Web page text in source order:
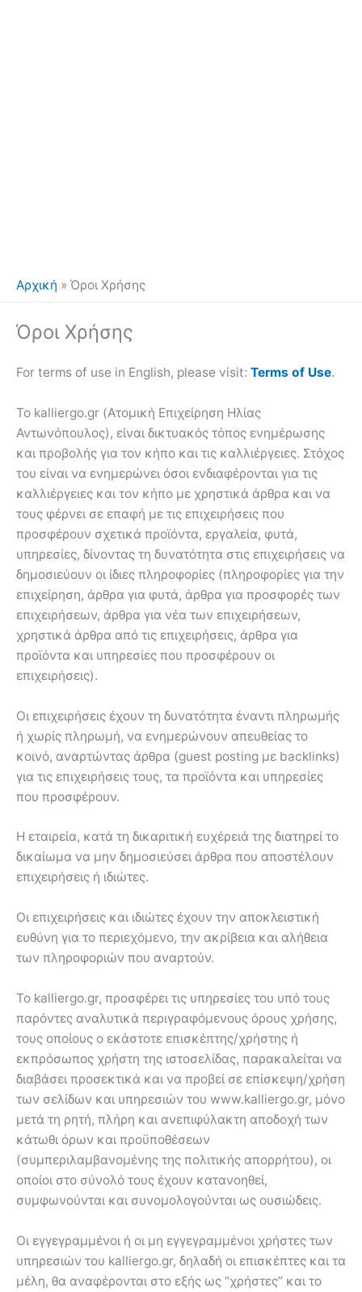
Αρχική » Όροι Χρήσης
Όροι Χρήσης
For terms of use in English, please visit: Terms of Use.
Το kalliergo.gr (Ατομική Επιχείρηση Ηλίας
Αντωνόπουλος), είναι δικτυακός τόπος ενημέρωσης
και προβολής για τον κήπο και τις καλλιέργειες. Στόχος
του είναι να ενημερώνει όσοι ενδιαφέρονται για τις
καλλιέργειες και τον κήπο με χρηστικά άρθρα και να
τους φέρνει σε επαφή με τις επιχειρήσεις που
προσφέρουν σχετικά προϊόντα, εργαλεία, φυτά,
υπηρεσίες, δίνοντας τη δυνατότητα στις επιχειρήσεις να
δημοσιεύουν οι ίδιες πληροφορίες (πληροφορίες για την
επιχείρηση, άρθρα για φυτά, άρθρα για προσφορές των
επιχειρήσεων, άρθρα για νέα των επιχειρήσεων,
χρηστικά άρθρα από τις επιχειρήσεις, άρθρα για
προϊόντα και υπηρεσίες που προσφέρουν οι
επιχειρήσεις).
Οι επιχειρήσεις έχουν τη δυνατότητα έναντι πληρωμής
ή χωρίς πληρωμή, να ενημερώνουν απευθείας το
κοινό, αναρτώντας άρθρα (guest posting με backlinks)
για τις επιχειρήσεις τους, τα προϊόντα και υπηρεσίες
που προσφέρουν.
Η εταιρεία, κατά τη δικαριτική ευχέρειά της διατηρεί το
δικαίωμα να μην δημοσιεύσει άρθρα που αποστέλουν
επιχειρήσεις ή ιδιώτες.
Οι επιχειρήσεις και ιδιώτες έχουν την αποκλειστική
ευθύνη για το περιεχόμενο, την ακρίβεια και αλήθεια
των πληροφοριών που αναρτούν.
Το kalliergo.gr, προσφέρει τις υπηρεσίες του υπό τους
παρόντες αναλυτικά περιγραφόμενους όρους χρήσης,
τους οποίους ο εκάστοτε επισκέπτης/χρήστης ή
εκπρόσωπος χρήστη της ιστοσελίδας, παρακαλείται να
διαβάσει προσεκτικά και να προβεί σε επίσκεψη/χρήση
των σελίδων και υπηρεσιών του www.kalliergo.gr, μόνο
μετά τη ρητή, πλήρη και ανεπιφύλακτη αποδοχή των
κάτωθι όρων και προϋποθέσεων
(συμπεριλαμβανομένης της πολιτικής απορρήτου), οι
οποίοι στο σύνολό τους έχουν κατανοηθεί,
συμφωνούνται και συνομολογούνται ως ουσιώδεις.
Οι εγγεγραμμένοι ή οι μη εγγεγραμμένοι χρήστες των
υπηρεσιών του kalliergo.gr, δηλαδή οι επισκέπτες και τα
μέλη, θα αναφέρονται στο εξής ως “χρήστες” και το